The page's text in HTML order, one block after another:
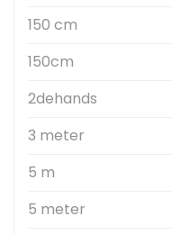
150 cm
150cm
2dehands
3 meter
5 m
5 meter